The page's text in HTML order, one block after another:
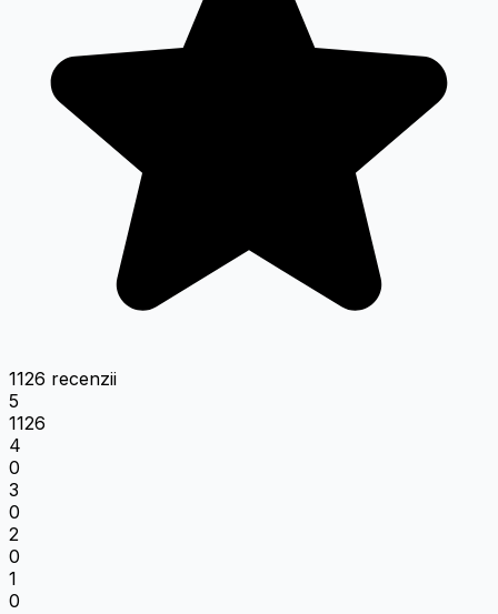
1126 recenzii
5
1126
4
0
3
0
2
0
1
0